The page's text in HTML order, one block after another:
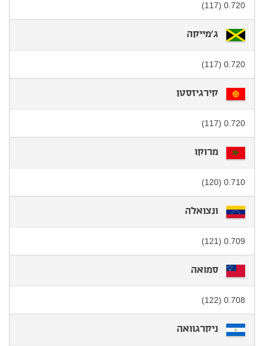
0.720 (117)
ג'מייקה
0.720 (117)
קירגיזסטן
0.720 (117)
מרוקו
0.710 (120)
ונצואלה
0.709 (121)
סמואה
0.708 (122)
ניקרגוואה